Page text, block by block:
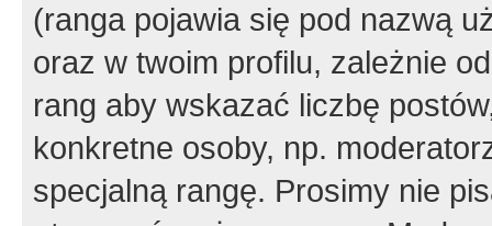
(ranga pojawia się pod nazwą
oraz w twoim profilu, zależnie
rang aby wskazać liczbę
konkretne osoby, np.
specjalną rangę. Prosimy nie